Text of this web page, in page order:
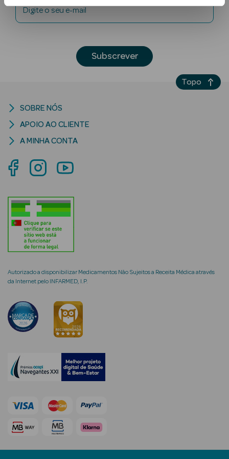
Solares
Lábios
Solares Bebé e
Criança
Rosto e
Ver Tudo
Cosmética
Hidratantes
envelhecimento
Digite o seu e-mail
Subscrever
Autorizado a disponibilizar Medicamentos Não Sujeitos a Receita Médica através
da Internet pelo INFARMED, I.P.
SOBRE NÓS
APOIO AO CLIENTE
A MINHA CONTA
Topo